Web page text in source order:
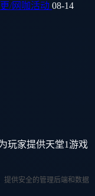
/网咖活动 08-14
玩家提供天堂1游戏
提供安全的管理后端和数据